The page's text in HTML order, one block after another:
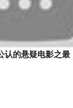
认的悬疑电影之最